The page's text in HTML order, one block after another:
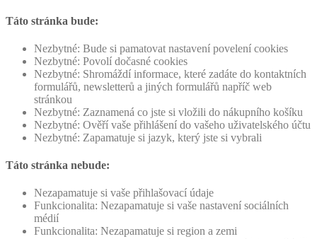
Táto stránka bude:
Nezbytné: Bude si pamatovat nastavení povelení cookies
Nezbytné: Povolí dočasné cookies
Nezbytné: Shromáždí informace, které zadáte do kontaktních
formulářů, newsletterů a jiných formulářů napříč web
stránkou
Nezbytné: Zaznamená co jste si vložili do nákupního košíku
Nezbytné: Ověří vaše přihlášení do vašeho uživatelského účtu
Nezbytné: Zapamatuje si jazyk, který jste si vybrali
Táto stránka nebude:
Nezapamatuje si vaše přihlašovací údaje
Funkcionalita: Nezapamatuje si vaše nastavení sociálních
médií
Funkcionalita: Nezapamatuje si region a zemi